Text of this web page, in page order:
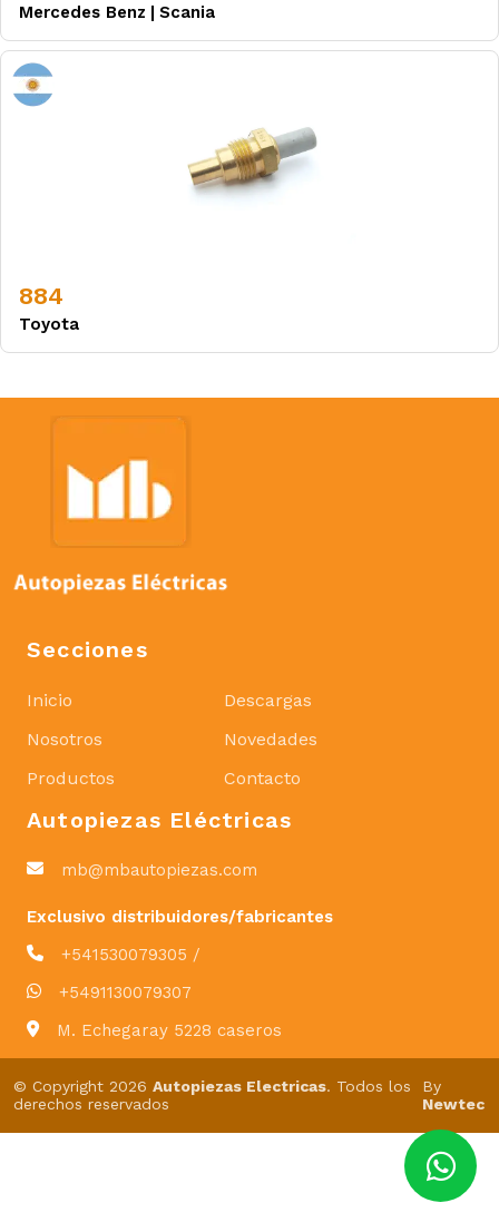
Mercedes Benz | Scania
884
Toyota
Secciones
Inicio
Nosotros
Productos
Descargas
Novedades
Contacto
Autopiezas Eléctricas
mb@mbautopiezas.com
Exclusivo distribuidores/fabricantes
+541530079305 /
+5491130079307
M. Echegaray 5228 caseros
© Copyright 2026 Autopiezas Electricas. Todos los
derechos reservados
By
Newtec